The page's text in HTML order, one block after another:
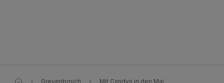
Grevenbroich Mit Candys in den Mai